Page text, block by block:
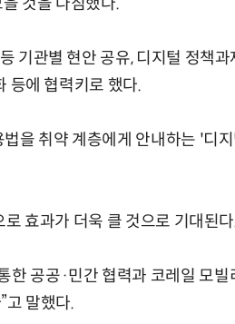
기관별 현안 공유, 디지털 정책
등에 협력키로 했다.
을 취약 계층에게 안내하는 '디지
효과가 더욱 클 것으로 기대된
공공·민간 협력과 코레일 모빌
고 말했다.